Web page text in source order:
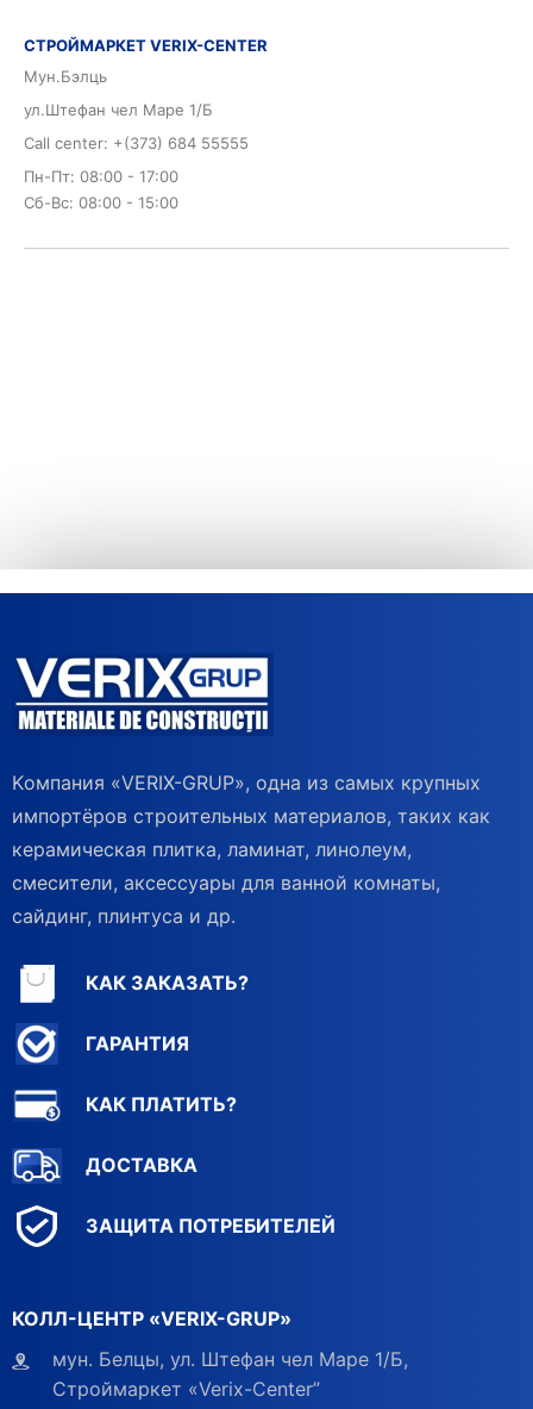
СТРОЙМАРКЕТ VERIX-CENTER
Мун.Бэлць
ул.Штефан чел Маре 1/Б
Call center: +(373) 684 55555
Пн-Пт: 08:00 - 17:00
Сб-Вс: 08:00 - 15:00
Kомпания «VERIX-GRUP», одна из самых крупных
импортёров строительных материалов, таких как
керамическая плитка, ламинат, линолеум,
смесители, аксессуары для ванной комнаты,
сайдинг, плинтуса и др.
КОЛЛ-ЦЕНТР «VERIX-GRUP»
мун. Белцы, ул. Штефан чел Маре 1/Б,
Строймаркет «Verix-Center”
КАК ЗАКАЗАТЬ?
ГАРАНТИЯ
КАК ПЛАТИТЬ?
ДОСТАВКА
ЗАЩИТА ПОТРЕБИТЕЛЕЙ